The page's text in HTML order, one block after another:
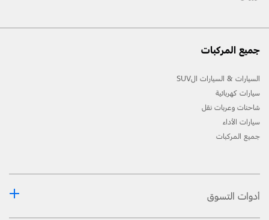
جميع المركبات
السيارات & السيارات الSUV
سيارات كهربائية
شاحنات وعربات نقل
سيارات الأداء
جميع المركبات
أدوات التسوق